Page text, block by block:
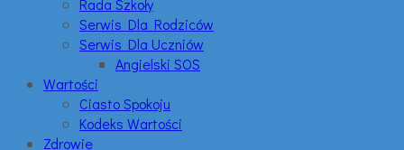
Rada Szkoły
Serwis Dla Rodziców
Serwis Dla Uczniów
Angielski SOS
Wartości
Ciasto Spokoju
Kodeks Wartości
Zdrowie